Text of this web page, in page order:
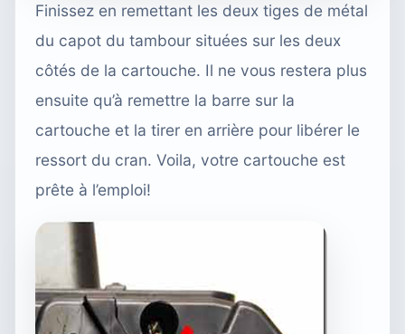
Finissez en remettant les deux tiges de métal
du capot du tambour situées sur les deux
côtés de la cartouche. Il ne vous restera plus
ensuite qu’à remettre la barre sur la
cartouche et la tirer en arrière pour libérer le
ressort du cran. Voila, votre cartouche est
prête à l’emploi!